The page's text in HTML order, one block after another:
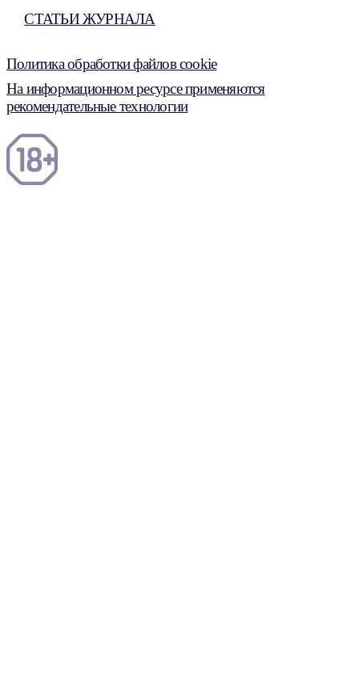
СТАТЬИ ЖУРНАЛА
Политика обработки файлов cookie
На информационном ресурсе применяются
рекомендательные технологии